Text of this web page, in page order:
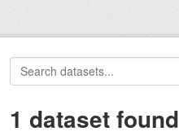
1 dataset found